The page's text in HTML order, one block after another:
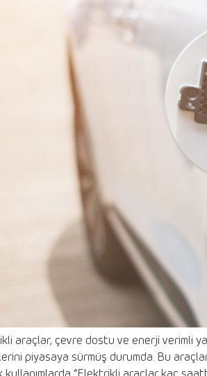
araçlar, çevre dostu ve enerji verimli
piyasaya sürmüş durumda. Bu